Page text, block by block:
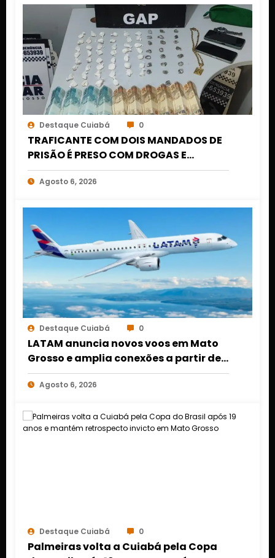
Destaque Cuiabá 0
TRAFICANTE COM DOIS MANDADOS DE
PRISÃO É PRESO COM DROGAS E
DINHEIRO NO 1º DE MARÇO EM CUIABÁ
Agosto 6, 2026
Destaque Cuiabá 0
LATAM anuncia novos voos em Mato
Grosso e amplia conexões a partir de
Cuiabá e Rondonópolis
Agosto 6, 2026
Destaque Cuiabá 0
Palmeiras volta a Cuiabá pela Copa